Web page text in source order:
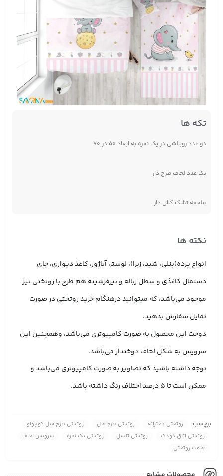
تکه ها
دو عدد روبالشی در یک نفره به ابعاد ۵۰ در ۷۰
یک عدد لحاف طرح دار
ملحفه تشک کش دار
نکته ها
انواع پرده(پنلی، شید، زبرا)، لوستر، آباژور، کاغذ دیواری، جای
دستمال کاغذی و سطل زباله و نیزفرشینه هم طرح با روتختی نیز
موجود می‌باشد، که میتوانید درهنگام خرید روتختی در صورت
تمایل سفارش بدهید.
دوخت این محصول به صورت کامپیوتری می‌باشد، وهمچنین این
سرویس به شکل لحاف دوختدار می‌باشد.
توجه داشته باشید که تصاویر به صورت کامپیوتری می‌باشد و
ممکن است تا 5 درصد اختلاف رنگ داشته باشد.
برچسب: روتختی دخترانه روتختی طرح فیل
روتختی طرح فیل کوچولو
روتختی اتاق کودک
روتختی تنسل روتختی یک نفره
سرویس لحاف
قیمت روتختی